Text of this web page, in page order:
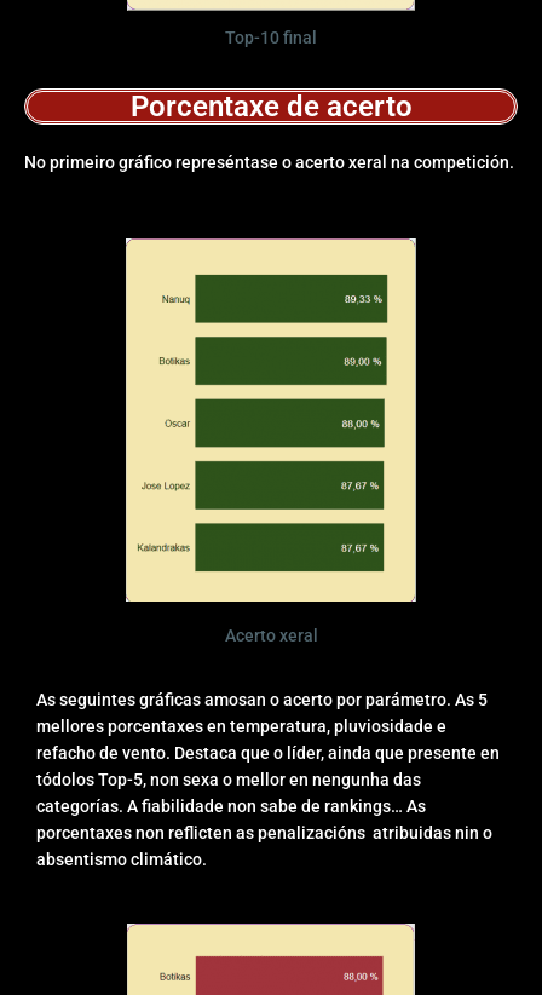
Top-10 final
Porcentaxe de acerto
No primeiro gráfico represéntase o acerto xeral na competición.
Acerto xeral
As seguintes gráficas amosan o acerto por parámetro. As 5
mellores porcentaxes en temperatura, pluviosidade e
refacho de vento. Destaca que o líder, ainda que presente en
tódolos Top-5, non sexa o mellor en nengunha das
categorías. A fiabilidade non sabe de rankings… As
porcentaxes non reflicten as penalizacións atribuidas nin o
absentismo climático.